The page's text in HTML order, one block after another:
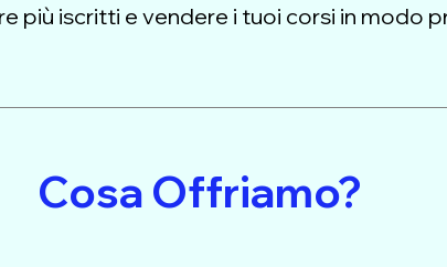
più iscritti e vendere i tuoi corsi in modo
Cosa Offriamo?